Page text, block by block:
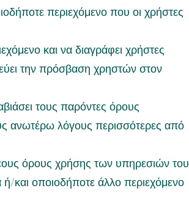
περιεχόμενο που οι χρήστες
και να διαγράφει χρήστες
την πρόσβαση χρηστών στον
τους παρόντες όρους
ανωτέρω λόγους περισσότερες από
όρους χρήσης των υπηρεσιών του
και οποιοδήποτε άλλο περιεχόμενο